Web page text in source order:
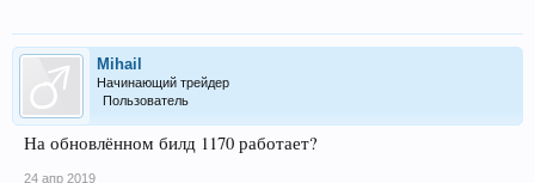
Mihail
Начинающий трейдер
Пользователь
На обновлённом билд 1170 работает?
24 апр 2019